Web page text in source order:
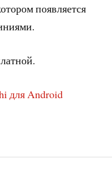
появляется
для Android